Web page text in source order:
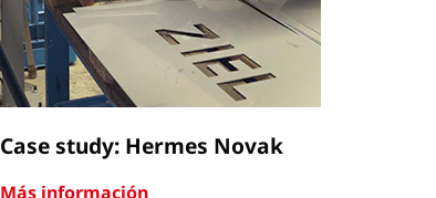
Case study: Hermes Novak
Más información